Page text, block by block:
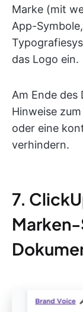
Marke (mit
App-
das Logo ein.
Am Ende des
Hinweise
oder eine
verhindern.
7.